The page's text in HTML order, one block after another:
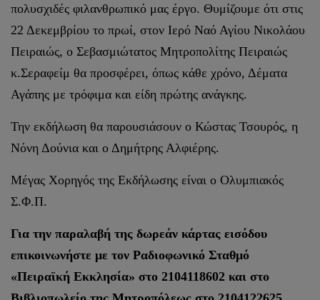
πολυσχιδές φιλανθρωπικό μας έργο. Θυμίζουμε ότι στις
22 Δεκεμβρίου το πρωί, στον Ιερό Ναό Αγίου Νικολάου
Πειραιώς, ο Σεβασμιώτατος Μητροπολίτης Πειραιώς
κ.Σεραφείμ θα προσφέρει, όπως κάθε χρόνο, Δέματα
Αγάπης με τρόφιμα και είδη πρώτης ανάγκης.
Την εκδήλωση θα παρουσιάσουν ο Κώστας Τσουρός, η
Νόνη Δούνια και ο Δημήτρης Αλφιέρης.
Μέγας Χορηγός της Εκδήλωσης είναι ο Ολυμπιακός
Σ.Φ.Π.
Για την παραλαβή της δωρεάν κάρτας εισόδου
επικοινωνήστε με τον Ραδιοφωνικό Σταθμό
«Πειραϊκή Εκκλησία» στο 2104118602 και στο